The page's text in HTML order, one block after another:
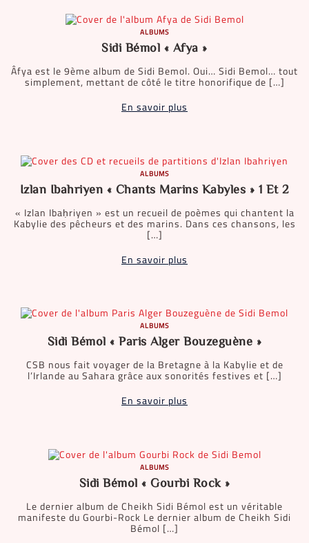
ALBUMS
Sidi Bémol « Afya »
Âfya est le 9ème album de Sidi Bemol. Oui… Sidi Bemol… tout
simplement, mettant de côté le titre honorifique de […]
En savoir plus
ALBUMS
Izlan Ibahriyen « Chants Marins Kabyles » 1 Et 2
« Izlan Ibaḥriyen » est un recueil de poèmes qui chantent la
Kabylie des pêcheurs et des marins. Dans ces chansons, les
[…]
En savoir plus
ALBUMS
Sidi Bémol « Paris Alger Bouzeguène »
CSB nous fait voyager de la Bretagne à la Kabylie et de
l’Irlande au Sahara grâce aux sonorités festives et […]
En savoir plus
ALBUMS
Sidi Bémol « Gourbi Rock »
Le dernier album de Cheikh Sidi Bémol est un véritable
manifeste du Gourbi-Rock Le dernier album de Cheikh Sidi
Bémol […]